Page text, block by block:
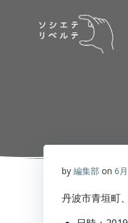
by 編集部 on 6
丹波市青垣町